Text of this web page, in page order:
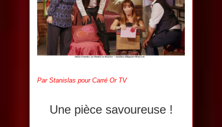
Par Stanislas pour Carré Or TV
Une pièce savoureuse !